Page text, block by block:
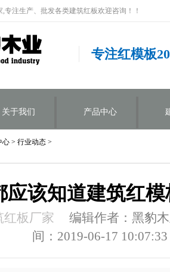
专注生产、批发各类建筑红板欢迎咨询！！
专注红模板
关于我们 产品中心
心 > 行业动态 >
应该知道建筑红
红板厂家
编辑作者：黑豹
间：2019-06-17 10:07:33